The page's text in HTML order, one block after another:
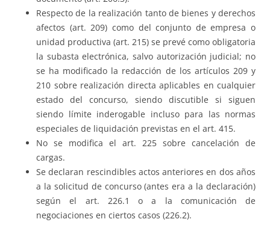
Respecto de la realización tanto de bienes y derechos
afectos (art. 209) como del conjunto de empresa o
unidad productiva (art. 215) se prevé como obligatoria
la subasta electrónica, salvo autorización judicial; no
se ha modificado la redacción de los artículos 209 y
210 sobre realización directa aplicables en cualquier
estado del concurso, siendo discutible si siguen
siendo límite inderogable incluso para las normas
especiales de liquidación previstas en el art. 415.
No se modifica el art. 225 sobre cancelación de
cargas.
Se declaran rescindibles actos anteriores en dos años
a la solicitud de concurso (antes era a la declaración)
según el art. 226.1 o a la comunicación de
negociaciones en ciertos casos (226.2).